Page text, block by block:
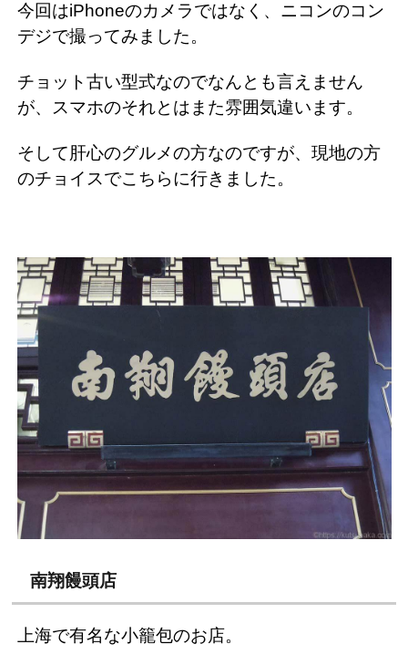
今回はiPhoneのカメラではなく、ニコンのコン
デジで撮ってみました。
チョット古い型式なのでなんとも言えません
が、スマホのそれとはまた雰囲気違います。
そして肝心のグルメの方なのですが、現地の方
のチョイスでこちらに行きました。
南翔饅頭店
上海で有名な小籠包のお店。